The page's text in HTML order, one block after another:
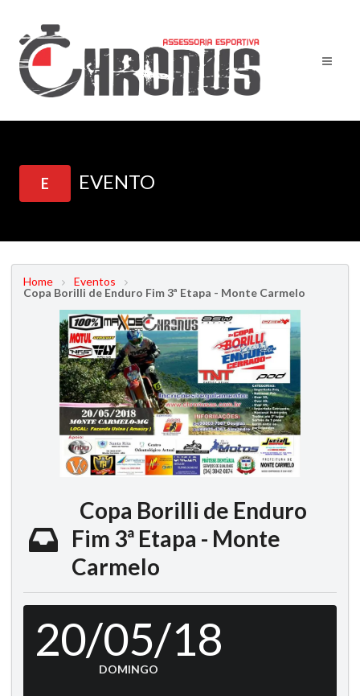
E EVENTO
Home
Eventos
Copa Borilli de Enduro Fim 3ª Etapa - Monte Carmelo
Copa Borilli de Enduro
Fim 3ª Etapa - Monte
Carmelo
20/05/18
DOMINGO